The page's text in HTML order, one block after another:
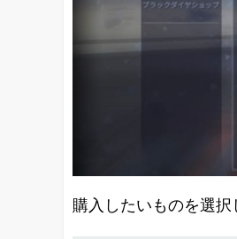
購入したいものを選択